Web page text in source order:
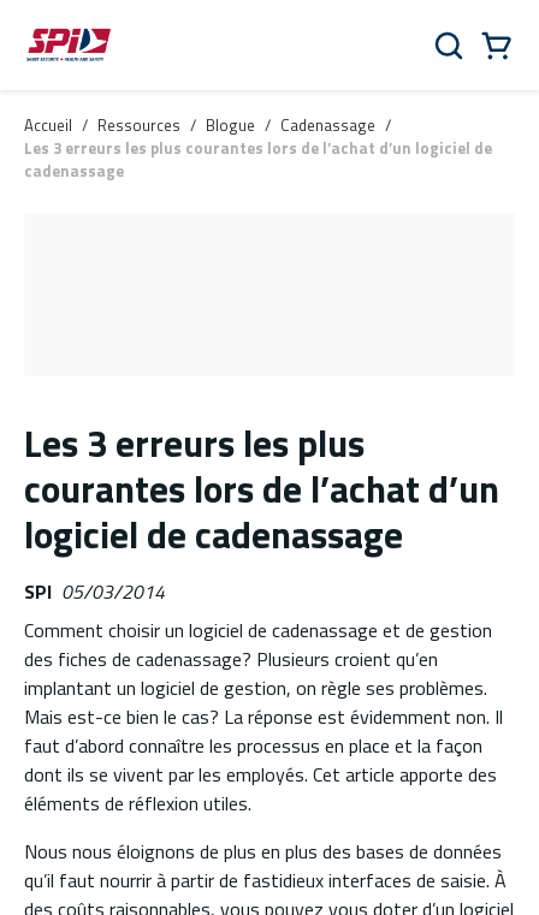
Aller au contenu principal
Skip to menu
Skip to footer
Rechercher
Accueil / Ressources / Blogue / Cadenassage /
Les 3 erreurs les plus courantes lors de l’achat d’un logiciel de
cadenassage
Les 3 erreurs les plus
courantes lors de l’achat d’un
logiciel de cadenassage
SPI 05/03/2014
Comment choisir un logiciel de cadenassage et de gestion
des fiches de cadenassage? Plusieurs croient qu’en
implantant un logiciel de gestion, on règle ses problèmes.
Mais est-ce bien le cas? La réponse est évidemment non. Il
faut d’abord connaître les processus en place et la façon
dont ils se vivent par les employés. Cet article apporte des
éléments de réflexion utiles.
Nous nous éloignons de plus en plus des bases de données
qu’il faut nourrir à partir de fastidieux interfaces de saisie. À
des coûts raisonnables, vous pouvez vous doter d’un logiciel